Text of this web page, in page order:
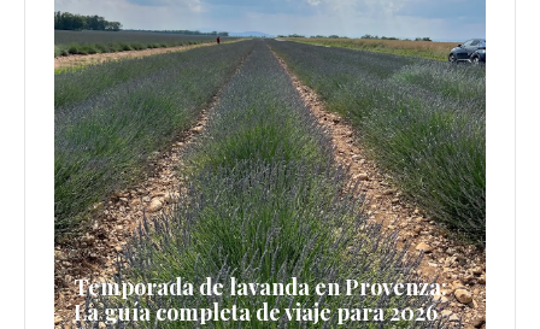
Temporada de lavanda en Provenza:
La guía completa de viaje para 2026